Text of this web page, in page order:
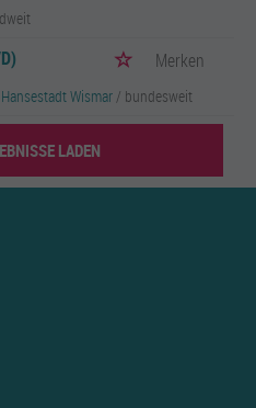
Merken
Wismar / bundesweit
LADEN